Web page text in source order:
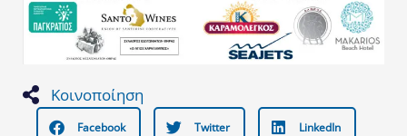
Κοινοποίηση
Facebook Twitter LinkedIn